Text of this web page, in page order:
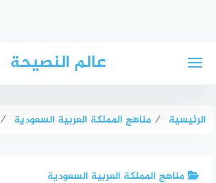
عالم النصيحة
الرئيسية ⁄ مناهج المملكة العربية السعودية ⁄
مناهج المملكة العربية السعودية